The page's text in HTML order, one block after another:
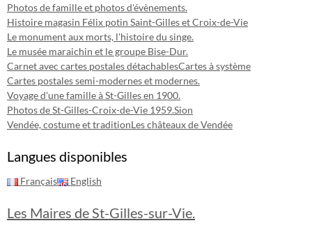
Photos de famille et photos d'évènements.
Histoire magasin Félix potin Saint-Gilles et Croix-de-Vie
Le monument aux morts, l'histoire du singe.
Le musée maraichin et le groupe Bise-Dur.
Carnet avec cartes postales détachablesCartes à système
Cartes postales semi-modernes et modernes.
Voyage d'une famille à St-Gilles en 1900.
Photos de St-Gilles-Croix-de-Vie 1959.Sion
Vendée, costume et traditionLes châteaux de Vendée
Langues disponibles
Français English
Les Maires de St-Gilles-sur-Vie.